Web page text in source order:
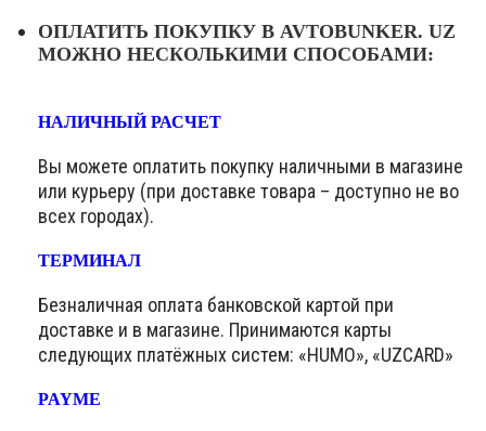
ОПЛАТИТЬ ПОКУПКУ В AVTOBUNKER. UZ
МОЖНО НЕСКОЛЬКИМИ СПОСОБАМИ:
НАЛИЧНЫЙ РАСЧЕТ
Вы можете оплатить покупку наличными в магазине
или курьеру (при доставке товара – доступно не во
всех городах).
ТЕРМИНАЛ
Безналичная оплата банковской картой при
доставке и в магазине. Принимаются карты
следующих платёжных систем: «HUMO», «UZCARD»
PAYME